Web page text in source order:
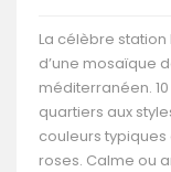
La célèbre
d’une mosaïque
méditerranéen.
quartiers aux
couleurs
roses. Calme ou